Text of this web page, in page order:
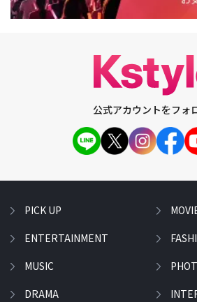
公式アカウントをフォ
PICK UP
ENTERTAINMENT
MUSIC
DRAMA